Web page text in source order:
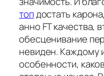
топдостать
анно FT качества,
обесценивание
невиден. Каждому
особенности,